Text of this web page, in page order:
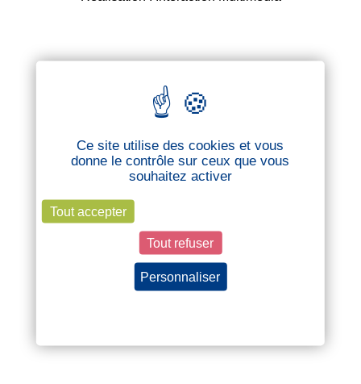
Ce site utilise des cookies et vous
donne le contrôle sur ceux que vous
souhaitez activer
Tout accepter
Tout refuser
Personnaliser